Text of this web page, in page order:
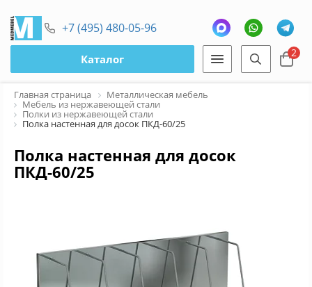
+7 (495) 480-05-96
Каталог 2
Главная страница Металлическая мебель
Мебель из нержавеющей стали
Полки из нержавеющей стали
Полка настенная для досок ПКД-60/25
Полка настенная для досок
ПКД-60/25